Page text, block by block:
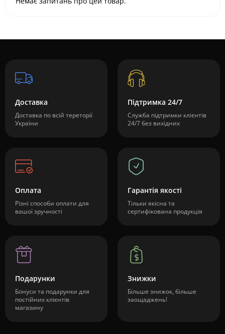
Доставка
Доставка по всій тереторії
України
Підтримка 24/7
Служба підтримки клієнтів
24/7 без вихідних
Оплата
Різні способи оплати для
вашої зручності
Гарантія якості
Тільки якісна та
сертифікована продукція
Подарунки
Бонуси та подарунки для
постійних клієнтів
магазину
Знижки
Більше знижок, більше
заощаджень!